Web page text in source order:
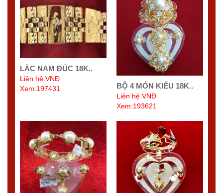
LẮC NAM ĐÚC 18K..
Liên hệ VNĐ
Xem:197431
BỘ 4 MÓN KIỂU 18K..
Liên hệ VNĐ
Xem:193621